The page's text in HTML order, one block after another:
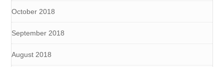
October 2018
September 2018
August 2018